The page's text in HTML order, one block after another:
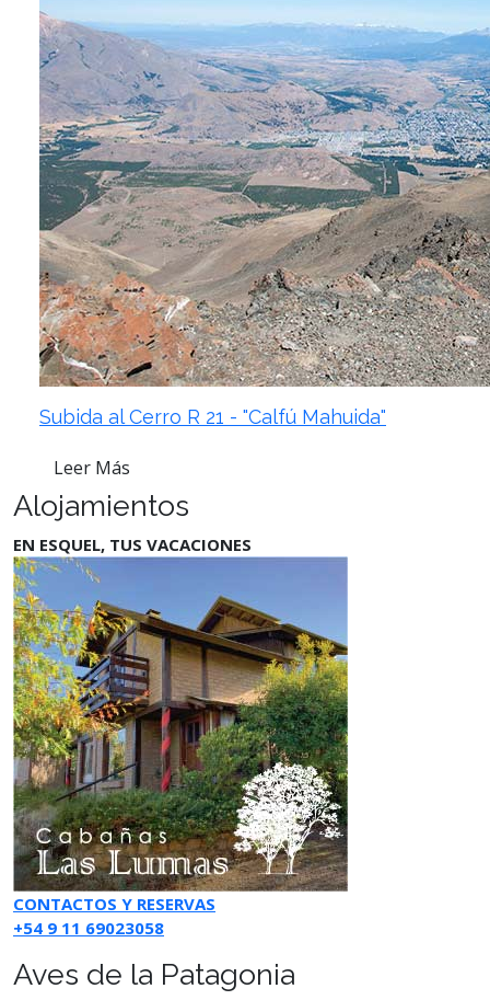
Subida al Cerro R 21 - "Calfú Mahuida"
Leer Más
Alojamientos
EN ESQUEL, TUS VACACIONES
CONTACTOS Y RESERVAS
+54 9 11 69023058
Aves de la Patagonia